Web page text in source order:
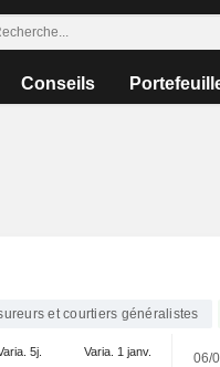
Conseils
et courtiers généralistes
5j. Varia. 1 janv. 06/